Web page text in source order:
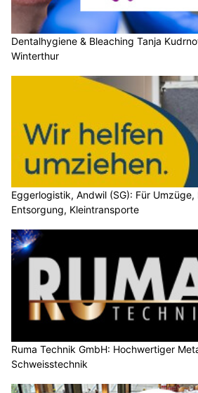
Dentalhygiene & Bleaching Tanja
Winterthur
Eggerlogistik, Andwil (SG): Für Umzüge,
Entsorgung, Kleintransporte
Ruma Technik GmbH: Hochwertiger
Schweisstechnik